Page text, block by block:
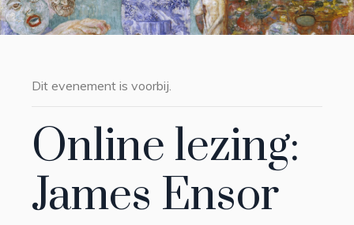
Dit evenement is voorbij.
Online lezing:
James Ensor